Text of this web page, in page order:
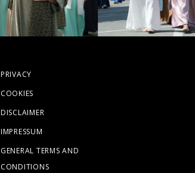
PRIVACY
COOKIES
DISCLAIMER
IMPRESSUM
GENERAL TERMS AND
CONDITIONS